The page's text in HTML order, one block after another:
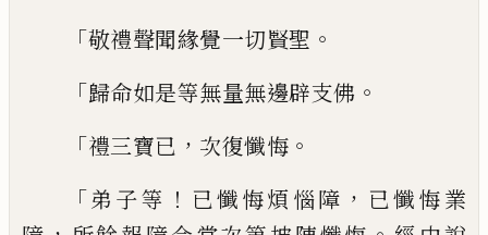
「敬禮聲聞緣覺一切賢聖 。
「歸命如是等無量無邊辟支佛 。
「禮三寶已 ， 次復懺悔 。
「弟子等 ！ 已懺悔煩惱障 ， 已懺悔業